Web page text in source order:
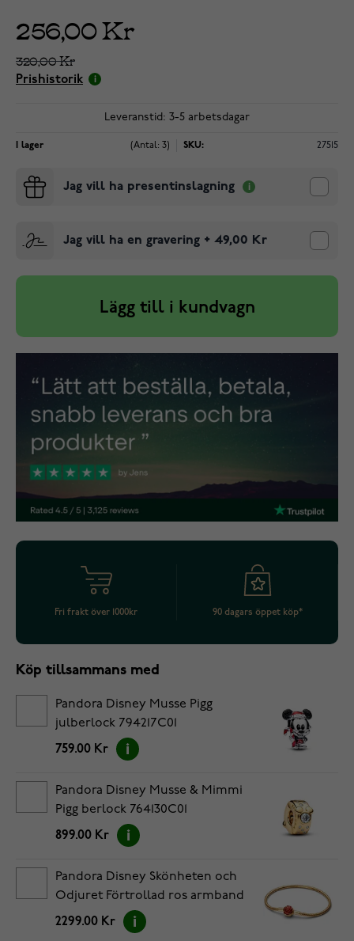
256,00 Kr
320,00 Kr
Prishistorik
Leveranstid: 3-5 arbetsdagar
I lager (Antal: 3) SKU: 27515
Jag vill ha presentinslagning
Jag vill ha en gravering + 49,00 Kr
Lägg till i kundvagn
Fri frakt över 1000kr 90 dagars öppet köp*
Köp tillsammans med
Pandora Disney Musse Pigg
julberlock 794217C01
759.00 Kr
Pandora Disney Musse & Mimmi
Pigg berlock 764130C01
899.00 Kr
Pandora Disney Skönheten och
Odjuret Förtrollad ros armband
guldpläterad 564019C01-18
2299.00 Kr